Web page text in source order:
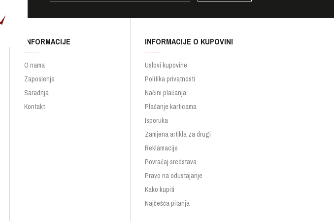
INFORMACIJE
O nama
Zaposlenje
Saradnja
Kontakt
INFORMACIJE O KUPOVINI
Uslovi kupovine
Politika privatnosti
Načini plaćanja
Plaćanje karticama
Isporuka
Zamjena artikla za drugi
Reklamacije
Povraćaj sredstava
Pravo na odustajanje
Kako kupiti
Najčešća pitanja